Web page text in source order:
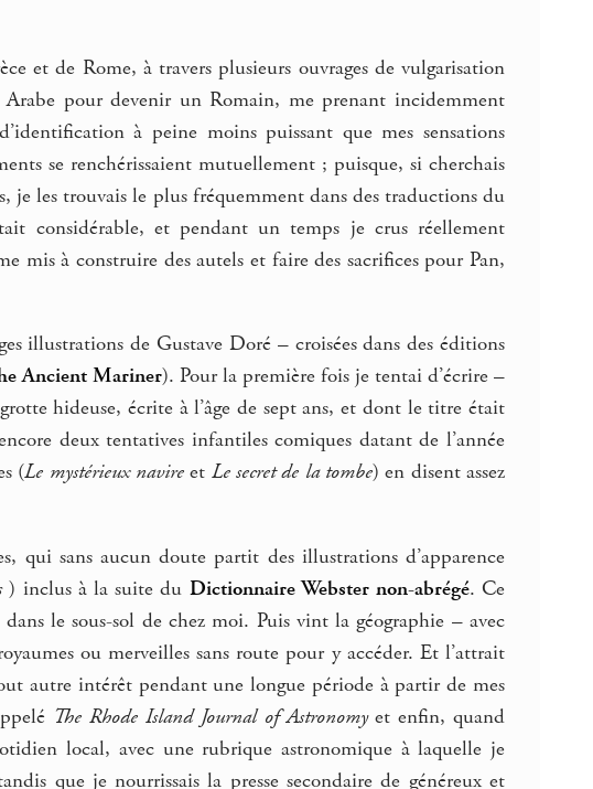
et de Rome, à travers plusieurs ouvrages de vulgarisation
Arabe pour devenir un Romain, me prenant incidemment
à peine moins puissant que mes sensations
se renchérissaient mutuellement ; puisque, si cherchais
je les trouvais le plus fréquemment dans des traductions du
considérable, et pendant un temps je crus réellement
mis à construire des autels et faire des sacrifices pour Pan,
illustrations de Gustave Doré – croisées dans des éditions
Ancient Mariner). Pour la première fois je tentai d’écrire –
hideuse, écrite à l’âge de sept ans, et dont le titre était
deux tentatives infantiles comiques datant de l’année
(Le mystérieux navire et Le secret de la tombe) en disent assez
qui sans aucun doute partit des illustrations d’apparence
) inclus à la suite du Dictionnaire Webster non-abrégé. Ce
le sous-sol de chez moi. Puis vint la géographie – avec
ou merveilles sans route pour y accéder. Et l’attrait
autre intérêt pendant une longue période à partir de mes
The Rhode Island Journal of Astronomyet enfin, quand
local, avec une rubrique astronomique à laquelle je
que je nourrissais la presse secondaire de généreux et